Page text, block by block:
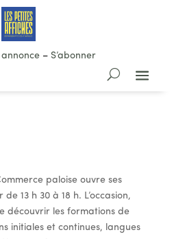
– S’abonner
paloise ouvre ses
13 h 30 à 18 h. L’occasion,
découvrir les formations de
initiales et continues, langues